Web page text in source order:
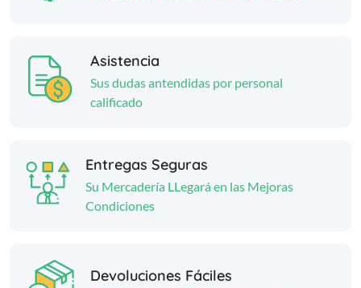
Asistencia
Sus dudas antendidas por personal
calificado
Entregas Seguras
Su Mercadería LLegará en las Mejoras
Condiciones
Devoluciones Fáciles